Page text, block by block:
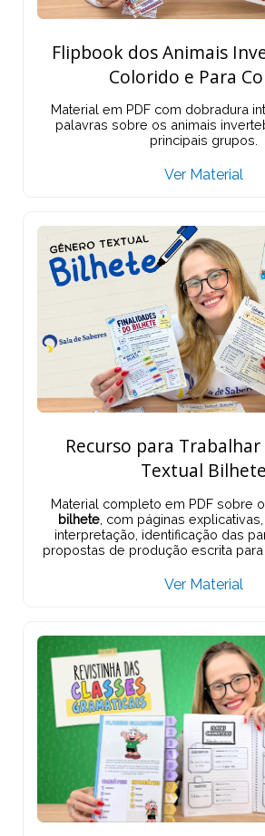
Flipbook dos Animais
Colorido e Para
Material em PDF com dobradura
palavras sobre os animais
principais grupos.
Ver Material
Recurso para
Textual Bilhete
Material completo em PDF sobre o
bilhete, com páginas
interpretação, identificação das
propostas de produção escrita para
Ver Material